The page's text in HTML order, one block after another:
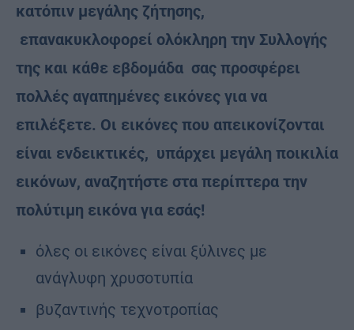
κατόπιν μεγάλης ζήτησης,
επανακυκλοφορεί ολόκληρη την Συλλογής
της και κάθε εβδομάδα σας προσφέρει
πολλές αγαπημένες εικόνες για να
επιλέξετε. Οι εικόνες που απεικονίζονται
είναι ενδεικτικές, υπάρχει μεγάλη ποικιλία
εικόνων, αναζητήστε στα περίπτερα την
πολύτιμη εικόνα για εσάς!
όλες οι εικόνες είναι ξύλινες με
ανάγλυφη χρυσοτυπία
βυζαντινής τεχνοτροπίας